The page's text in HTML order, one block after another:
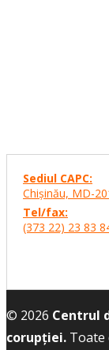
Sediul CAPC:
Chişinău, MD-
Tel/fax:
(373 22) 23 83
© 2026 Centrul
corupției. Toate